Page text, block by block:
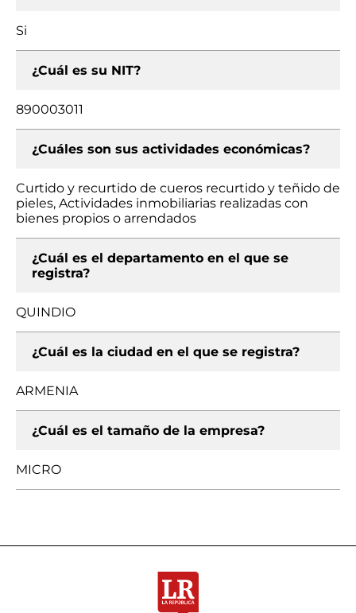
Si
¿Cuál es su NIT?
890003011
¿Cuáles son sus actividades económicas?
Curtido y recurtido de cueros recurtido y teñido de
pieles, Actividades inmobiliarias realizadas con
bienes propios o arrendados
¿Cuál es el departamento en el que se
registra?
QUINDIO
¿Cuál es la ciudad en el que se registra?
ARMENIA
¿Cuál es el tamaño de la empresa?
MICRO